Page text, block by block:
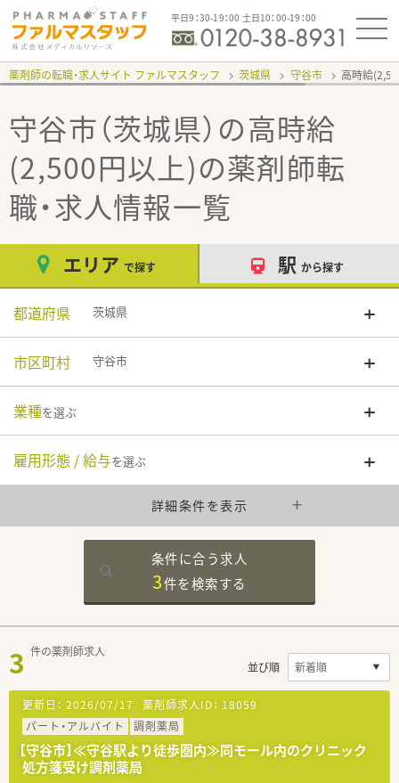
平日9：30-19：00 土日10：00-19：00
薬剤師の転職・求人サイト ファルマスタッフ 茨城県 守谷市 高時給
守谷市（茨城県）の高時給
(2,500円以上)の薬剤師転
職・求人情報一覧
エリア で探す 駅 から探す
都道府県 茨城県
市区町村 守谷市
業種を選ぶ
雇用形態 / 給与を選ぶ
詳細条件を表示
条件に合う求人
3件を検索する
3 件の薬剤師求人
並び順
更新日： 2026/07/17 薬剤師求人ID： 18059
パート・アルバイト
調剤薬局
【守谷市】≪守谷駅より徒歩圏内≫同モール内のクリニック
処方箋受け調剤薬局